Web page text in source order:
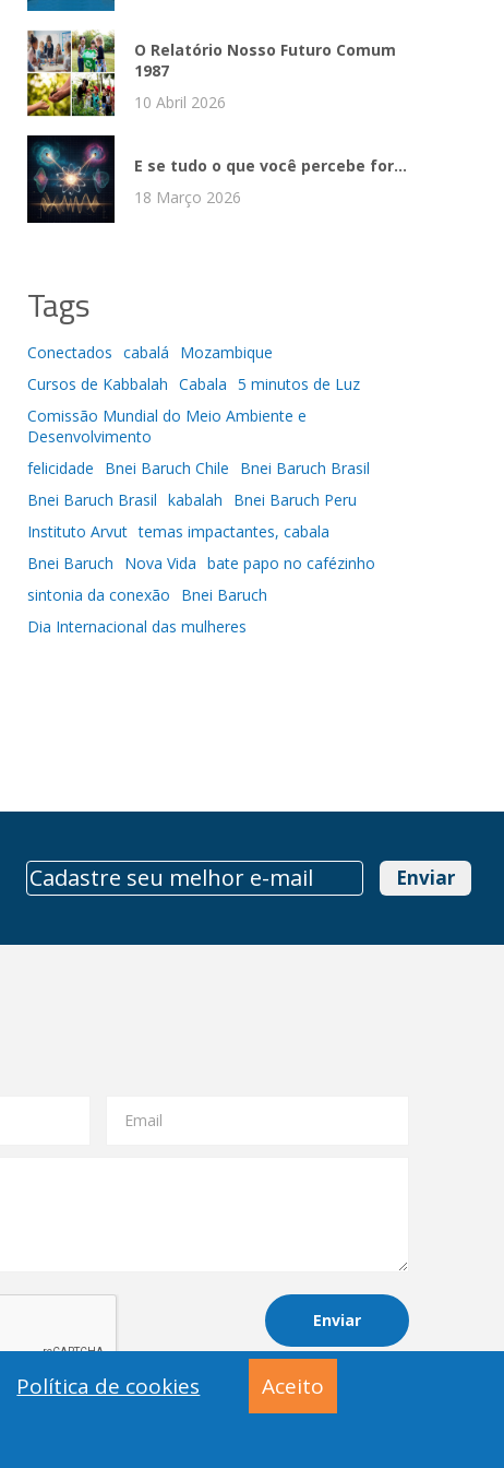
O Relatório Nosso Futuro Comum
1987
10 Abril 2026
E se tudo o que você percebe for...
18 Março 2026
Tags
Conectados cabalá
Mozambique
Cursos de Kabbalah Cabala 5 minutos de Luz
Comissão Mundial do Meio Ambiente e
Desenvolvimento
felicidade
Bnei Baruch Chile
Bnei Baruch Brasil
Bnei Baruch Brasil kabalah
Bnei Baruch Peru
Instituto Arvut temas impactantes, cabala
Bnei Baruch
Nova Vida bate papo no cafézinho
sintonia da conexão
Bnei Baruch
Dia Internacional das mulheres
Política de cookies Aceito
Enviar
Email
Enviar
reservados INSTITUTO ARVUT -